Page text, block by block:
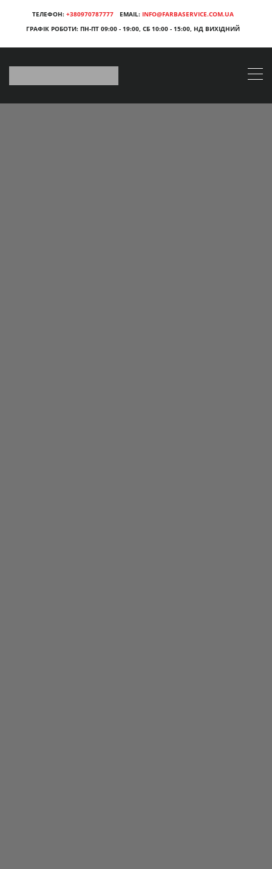
ТЕЛЕФОН: +380970787777 EMAIL: INFO@FARBASERVICE.COM.UA
ГРАФІК РОБОТИ: ПН-ПТ 09:00 - 19:00, СБ 10:00 - 15:00, НД ВИХІДНИЙ